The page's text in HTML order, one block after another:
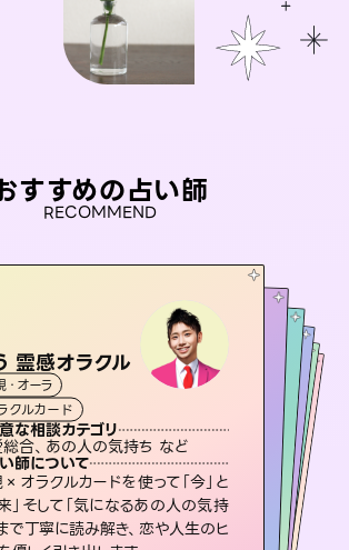
すすめの占い師
RECOMMEND
霊感オラクル
・オーラ
クルカード
な相談カテゴリ
合、あの人の気持ち など
師について
オラクルカードを使って「今」と
」そして「気になるあの人の気持
で丁寧に読み解き、恋や人生のヒ
アイリス -iris-
西洋占星術
ルーン
得意な相談カテゴリ
恋愛総合、片想い、二人の未来 など
占い師について
復縁、恋愛、不倫の行方、同性愛や片
思い、仕事関係や借金問題まで知りた
いことや心の負担になっていることを
彗望
霊視・オーラ
スピリチュアル・リーディング
得意な相談カテゴリ
片想い、あの人の気持ち、復縁 など
占い師について
3,700年以上の歴史を持つ東洋最古の
占術「易占」で詳細まで占い、幸せへ向
かう道筋を示します。厳しい結果にも具
体的な対策をお伝えします。
未来視師＊花
霊視・オーラ
スピリチュアル・リーディング
得意な相談カテゴリ
出逢い、片想い、復縁 など
占い師について
未来には何パターンもの選択肢があります。不安で視えにくくなっているあなたの素敵な未来を見つけ、その未来を選択できるようアドバイスします。
セラピスト理恵
スピリチュアル・リーディング
得意な相談カテゴリ
片想い、二人の未来、年の差 など
占い師について
連絡再開、復縁、成就などの報告実績
多数。セラピストとして2万超の施術経
験があるからこそできる鑑定で、より良
い未来をサポートします。
霊視・オーラ タロット
スピリチュアル・リーディング
得意な相談カテゴリ
片想い、あの人の気持ち、復縁 など
占い師について
恋愛のお悩みの中でも特に「曖昧な関
係」の相談を得意としており、友達以上
恋人未満なお相手との今後や本音を丁